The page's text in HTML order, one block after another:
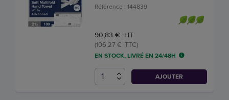
Référence : 144839
90,83 € HT
(106,27 € TTC)
EN STOCK, LIVRÉ EN 24/48H
AJOUTER